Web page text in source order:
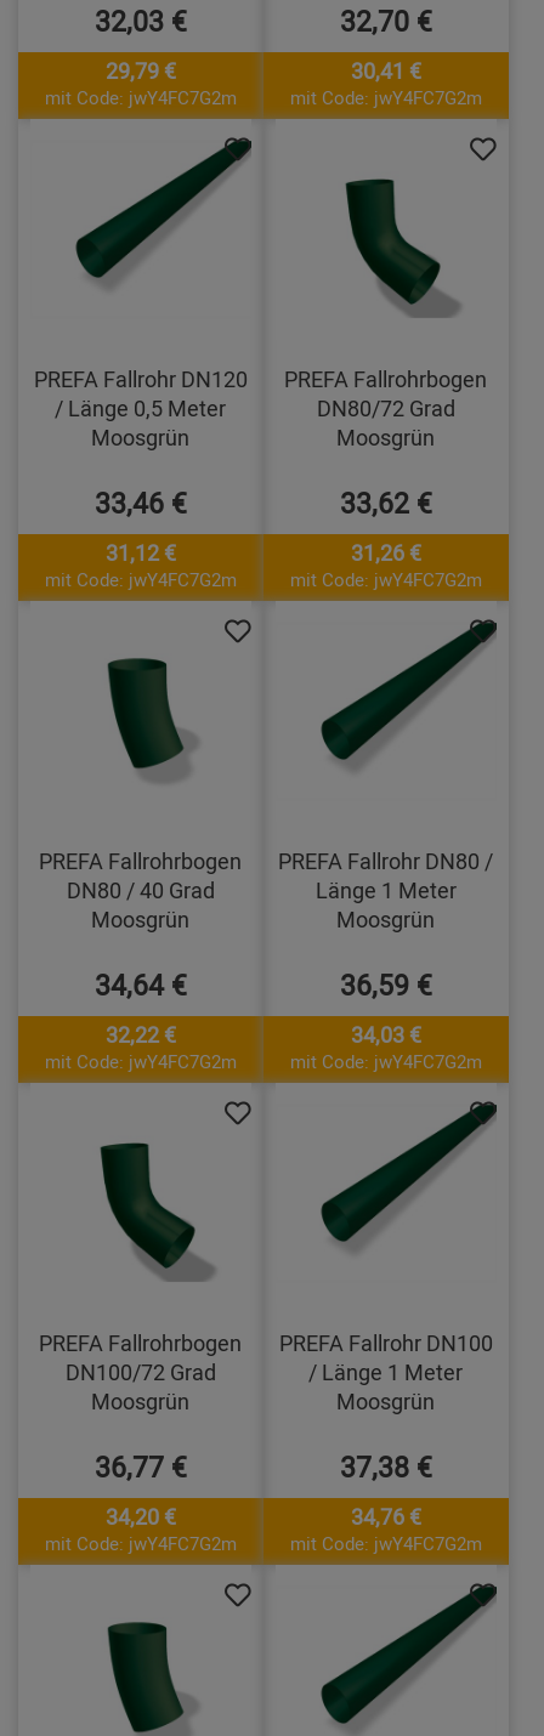
32,03 €
29,79 €
mit Code: jwY4FC7G2m
32,70 €
30,41 €
mit Code: jwY4FC7G2m
PREFA Fallrohr DN120
/ Länge 0,5 Meter
Moosgrün
33,46 €
31,12 €
mit Code: jwY4FC7G2m
PREFA Fallrohrbogen
DN80/72 Grad
Moosgrün
33,62 €
31,26 €
mit Code: jwY4FC7G2m
PREFA Fallrohrbogen
DN80 / 40 Grad
Moosgrün
34,64 €
32,22 €
mit Code: jwY4FC7G2m
PREFA Fallrohr DN80 /
Länge 1 Meter
Moosgrün
36,59 €
34,03 €
mit Code: jwY4FC7G2m
PREFA Fallrohrbogen
DN100/72 Grad
Moosgrün
36,77 €
34,20 €
mit Code: jwY4FC7G2m
PREFA Fallrohr DN100
/ Länge 1 Meter
Moosgrün
37,38 €
34,76 €
mit Code: jwY4FC7G2m